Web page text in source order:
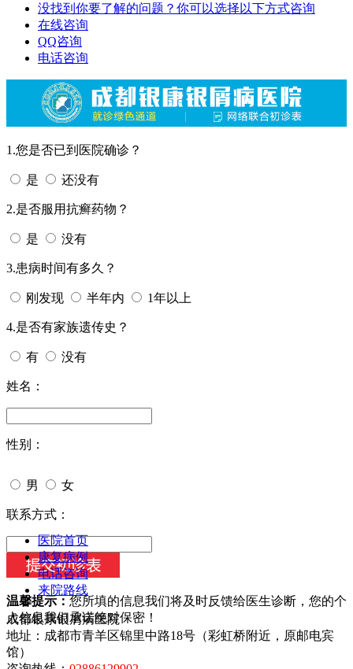
没找到你要了解的问题？你可以选择以下方式咨询
在线咨询
QQ咨询
电话咨询
1.您是否已到医院确诊？
是 还没有
2.是否服用抗癣药物？
是 没有
3.患病时间有多久？
刚发现 半年内 1年以上
4.是否有家族遗传史？
有 没有
姓名：
性别：
男 女
今天日期：
联系方式：
温馨提示： 您所填的信息我们将及时反馈给医生诊断，您的个
人信息我们承诺绝对保密！
医院首页
康复病例
电话咨询
来院路线
成都银康银屑病医院
地址：成都市青羊区锦里中路18号（彩虹桥附近，原邮电宾
馆）